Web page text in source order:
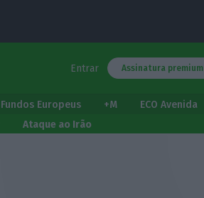
Entrar Assinatura premium
Fundos Europeus +M
ECO Avenida
Ataque ao Irão